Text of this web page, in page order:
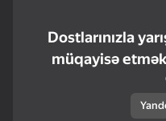
57
Dostlarınızla
müqayisə